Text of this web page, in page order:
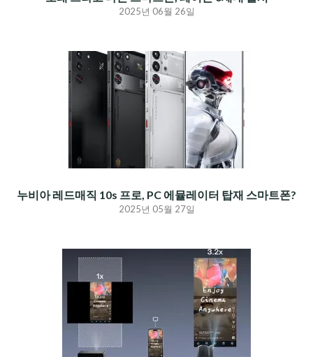
2025년 06월 26일
누비아 레드매직 10s 프로, PC 에뮬레이터 탑재 스마트폰?
2025년 05월 27일